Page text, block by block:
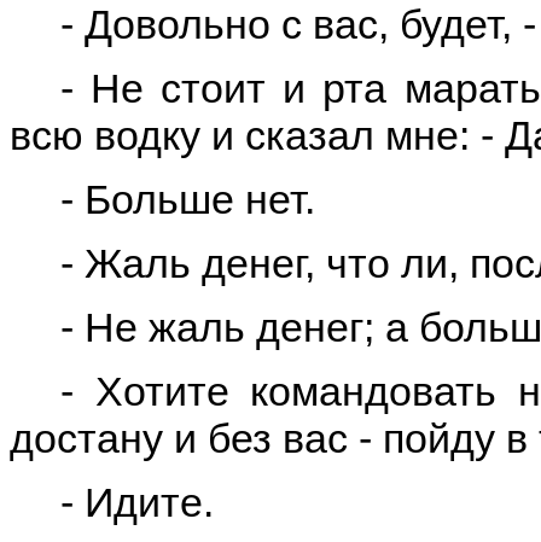
- Довольно с вас, будет,
- Не стоит и рта
всю водку и сказал мне: -
- Больше нет.
- Жаль денег, что ли,
- Не жаль денег; а
- Хотите командовать
достану и без вас - пойду в
- Идите.